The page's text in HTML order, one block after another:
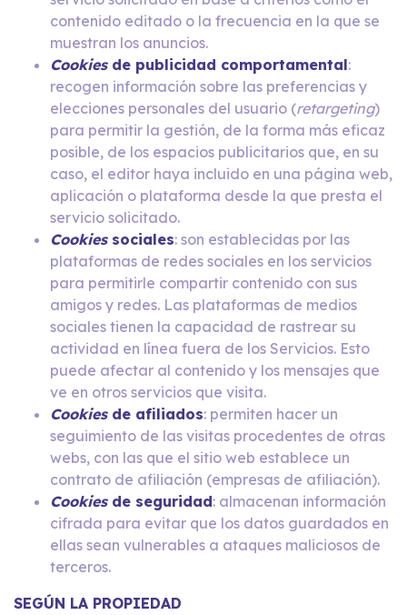
contenido editado o la frecuencia en la que se
muestran los anuncios.
Cookies de publicidad comportamental:
recogen información sobre las preferencias y
elecciones personales del usuario (retargeting)
para permitir la gestión, de la forma más eficaz
posible, de los espacios publicitarios que, en su
caso, el editor haya incluido en una página web,
aplicación o plataforma desde la que presta el
servicio solicitado.
Cookies sociales: son establecidas por las
plataformas de redes sociales en los servicios
para permitirle compartir contenido con sus
amigos y redes. Las plataformas de medios
sociales tienen la capacidad de rastrear su
actividad en línea fuera de los Servicios. Esto
puede afectar al contenido y los mensajes que
ve en otros servicios que visita.
Cookies de afiliados: permiten hacer un
seguimiento de las visitas procedentes de otras
webs, con las que el sitio web establece un
contrato de afiliación (empresas de afiliación).
Cookies de seguridad: almacenan información
cifrada para evitar que los datos guardados en
ellas sean vulnerables a ataques maliciosos de
terceros.
SEGÚN LA PROPIEDAD